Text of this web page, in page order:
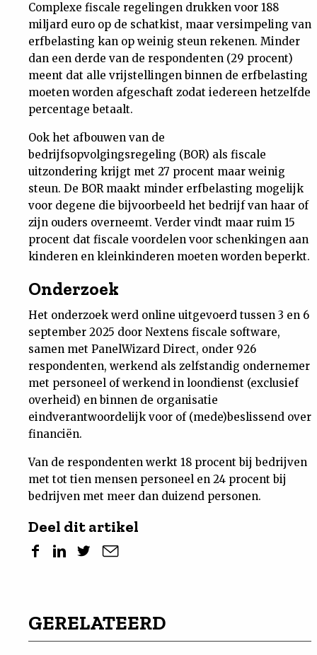
Complexe fiscale regelingen drukken voor 188
miljard euro op de schatkist, maar versimpeling van
erfbelasting kan op weinig steun rekenen. Minder
dan een derde van de respondenten (29 procent)
meent dat alle vrijstellingen binnen de erfbelasting
moeten worden afgeschaft zodat iedereen hetzelfde
percentage betaalt.
Ook het afbouwen van de
bedrijfsopvolgingsregeling (BOR) als fiscale
uitzondering krijgt met 27 procent maar weinig
steun. De BOR maakt minder erfbelasting mogelijk
voor degene die bijvoorbeeld het bedrijf van haar of
zijn ouders overneemt. Verder vindt maar ruim 15
procent dat fiscale voordelen voor schenkingen aan
kinderen en kleinkinderen moeten worden beperkt.
Onderzoek
Het onderzoek werd online uitgevoerd tussen 3 en 6
september 2025 door Nextens fiscale software,
samen met PanelWizard Direct, onder 926
respondenten, werkend als zelfstandig ondernemer
met personeel of werkend in loondienst (exclusief
overheid) en binnen de organisatie
eindverantwoordelijk voor of (mede)beslissend over
financiën.
Van de respondenten werkt 18 procent bij bedrijven
met tot tien mensen personeel en 24 procent bij
bedrijven met meer dan duizend personen.
Deel dit artikel
GERELATEERD